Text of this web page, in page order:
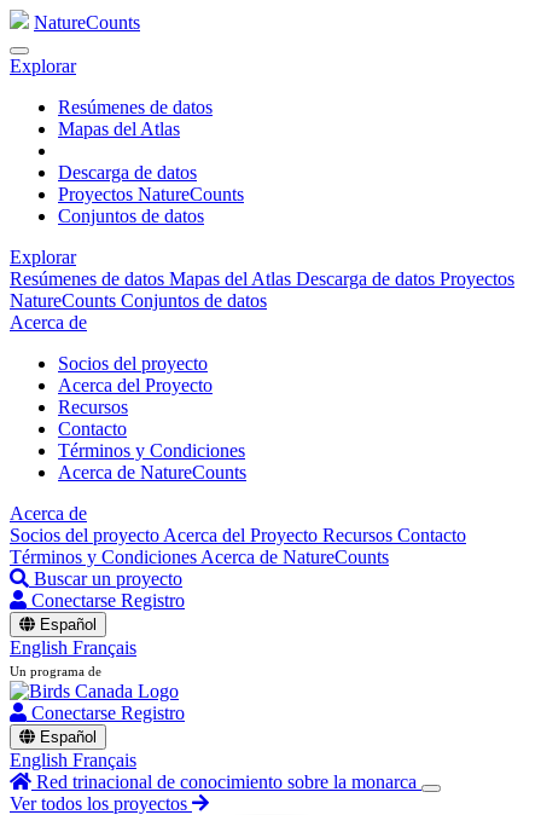
NatureCounts
Explorar
Resúmenes de datos
Mapas del Atlas
Descarga de datos
Proyectos NatureCounts
Conjuntos de datos
Explorar
Resúmenes de datos Mapas del Atlas Descarga de datos Proyectos
NatureCounts Conjuntos de datos
Acerca de
Socios del proyecto
Acerca del Proyecto
Recursos
Contacto
Términos y Condiciones
Acerca de NatureCounts
Acerca de
Socios del proyecto Acerca del Proyecto Recursos Contacto
Términos y Condiciones Acerca de NatureCounts
Buscar un proyecto
Conectarse Registro
Español
English Français
Un programa de
Conectarse Registro
Español
English Français
Red trinacional de conocimiento sobre la monarca
Ver todos los proyectos